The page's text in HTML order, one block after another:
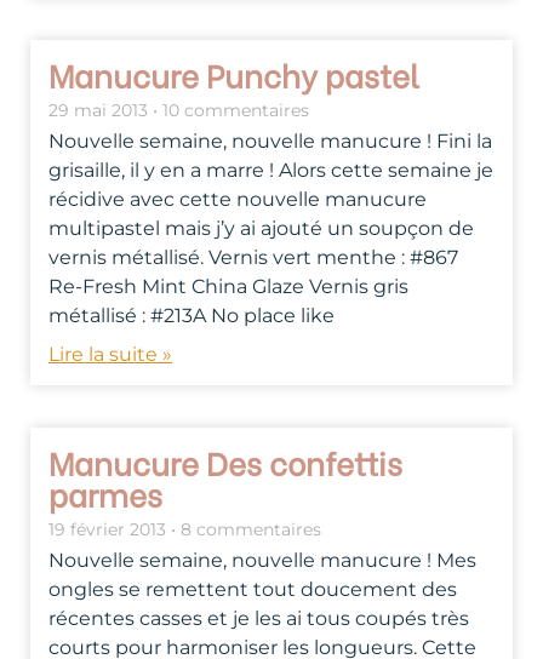
Manucure Punchy pastel
29 mai 2013 10 commentaires
Nouvelle semaine, nouvelle manucure ! Fini la
grisaille, il y en a marre ! Alors cette semaine je
récidive avec cette nouvelle manucure
multipastel mais j’y ai ajouté un soupçon de
vernis métallisé. Vernis vert menthe : #867
Re-Fresh Mint China Glaze Vernis gris
métallisé : #213A No place like
Lire la suite »
Manucure Des confettis
parmes
19 février 2013 8 commentaires
Nouvelle semaine, nouvelle manucure ! Mes
ongles se remettent tout doucement des
récentes casses et je les ai tous coupés très
courts pour harmoniser les longueurs. Cette